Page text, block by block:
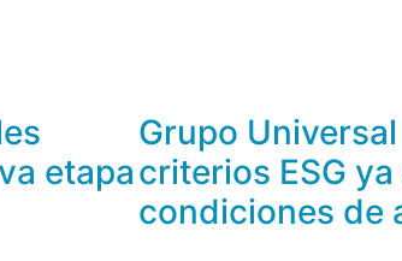
etapa
Grupo
criterios ESG
condiciones de